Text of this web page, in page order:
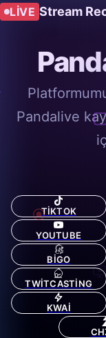
LIVE Stream
Pandalive
TIKTOK
YOUTUBE
BIGO
TWITCASTING
KWAI